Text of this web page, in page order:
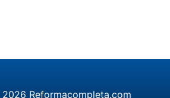
Reformacompleta.com